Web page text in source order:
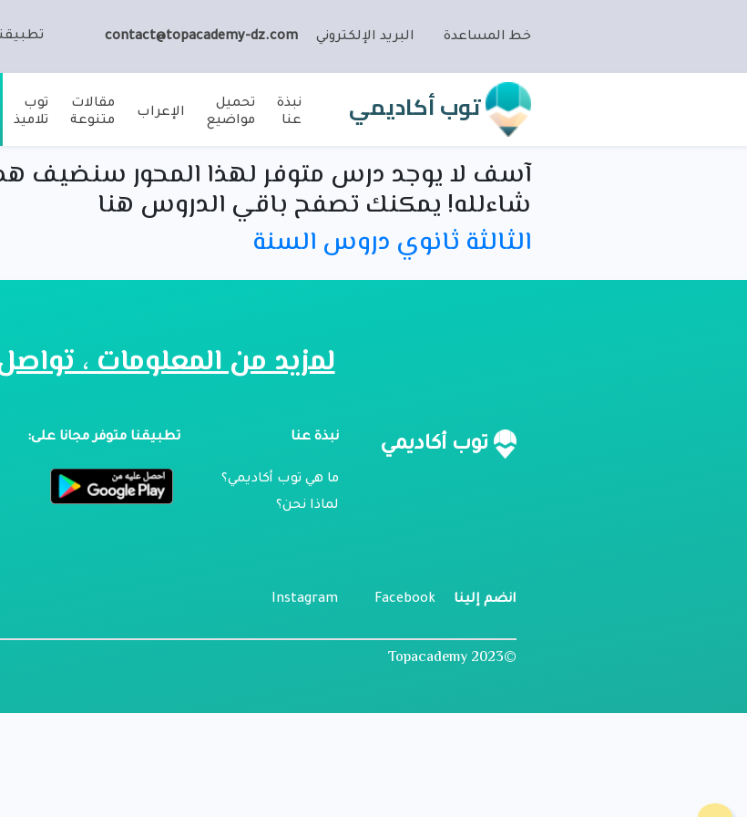
خط المساعدة البريد الإلكتروني contact@topacademy-dz.com
توب أكاديمي
نبذة
عنا
تحميل
مواضيع
الإعراب
مقالات
متنوعة
توب
تلاميذ
آسف لا يوجد درس متوفر لهذا المحور سنضيف
شاءلله! يمكنك تصفح باقي الدروس هنا
الثالثة ثانوي دروس السنة
لمزيد من المعلومات ،
توب أكاديمي نبذة عنا
ما هي توب أكاديمي؟
لماذا نحن؟
تطبيقنا متوفر مجانا على:
انضم إلينا Facebook
Instagram
©2023 Topacademy